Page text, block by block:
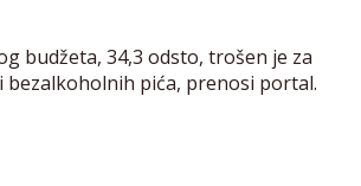
budžeta, 34,3 odsto, trošen je za
pića, prenosi portal.